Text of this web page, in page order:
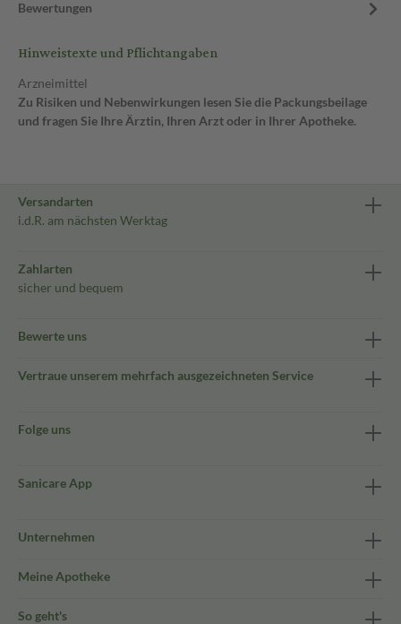
Bewertungen
Hinweistexte und Pflichtangaben
Arzneimittel
Zu Risiken und Nebenwirkungen lesen Sie die Packungsbeilage
und fragen Sie Ihre Ärztin, Ihren Arzt oder in Ihrer Apotheke.
Versandarten
i.d.R. am nächsten Werktag
Zahlarten
sicher und bequem
Bewerte uns
Vertraue unserem mehrfach ausgezeichneten Service
Folge uns
Sanicare App
Unternehmen
Meine Apotheke
So geht's